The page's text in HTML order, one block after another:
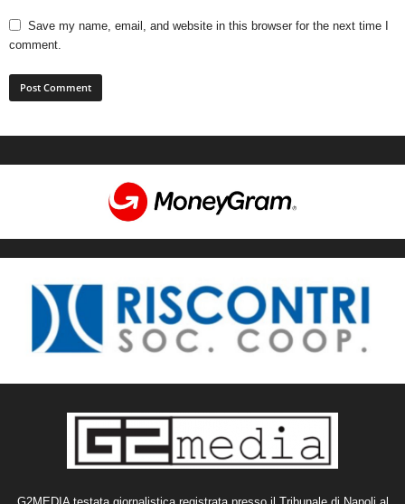
Save my name, email, and website in this browser for the next time I
comment.